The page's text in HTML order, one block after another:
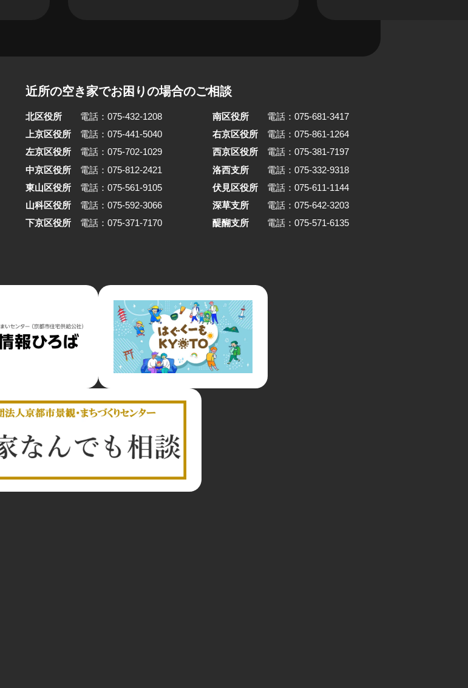
暮らしを10年にわたって続けていま
立させるため、篤史さんが選んだの
は「分母を小さくする」という選択
でした。限られた予算の中で、装飾
するのではなく、合理性の帰結とし
て空間を立ち上げる。そして住まい
と仕事場をひとつにすることで、暮
らしと商いを切り離さずに続けてい
く。 そのあり方は、京都のまちに残
立しているのかを辿ります。
の元理髪店の建物を改修し、そ
ースタンドに行き、仕事が終わ
銭湯へ、休日は鴨川へ」という
の生活の絵が浮かんだことから
ら自ら進め、解体現場から引き
た大理石や古材を再利用。建物
憶を受け継ぎつつ、住まいと仕
近所の空き家でお困りの場合のご相談
北区役所
電話：075-432-1208
上京区役所
電話：075-441-5040
左京区役所
電話：075-702-1029
中京区役所
電話：075-812-2421
東山区役所
電話：075-561-9105
山科区役所
電話：075-592-3066
下京区役所
電話：075-371-7170
南区役所
電話：075-681-3417
右京区役所
電話：075-861-1264
西京区役所
電話：075-381-7197
洛西支所
電話：075-332-9318
伏見区役所
電話：075-611-1144
深草支所
電話：075-642-3203
醍醐支所
電話：075-571-6135